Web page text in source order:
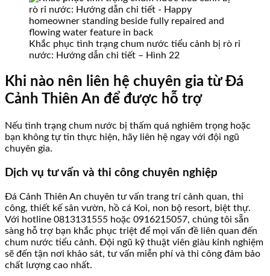
Khắc phục tình trạng chum nước tiểu cảnh bị rò rỉ
nước: Hướng dẫn chi tiết – Hình 22
Khi nào nên liên hệ chuyên gia từ Đá
Cảnh Thiên An để được hỗ trợ
Nếu tình trạng chum nước bị thấm quá nghiêm trọng hoặc
bạn không tự tin thực hiện, hãy liên hệ ngay với đội ngũ
chuyên gia.
Dịch vụ tư vấn và thi công chuyên nghiệp
Đá Cảnh Thiên An chuyên tư vấn trang trí cảnh quan, thi
công, thiết kế sân vườn, hồ cá Koi, non bộ resort, biệt thự.
Với hotline 0813131555 hoặc 0916215057, chúng tôi sẵn
sàng hỗ trợ bạn khắc phục triệt để mọi vấn đề liên quan đến
chum nước tiểu cảnh. Đội ngũ kỹ thuật viên giàu kinh nghiệm
sẽ đến tận nơi khảo sát, tư vấn miễn phí và thi công đảm bảo
chất lượng cao nhất.